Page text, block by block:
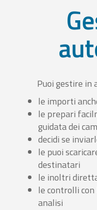
Puoi gestire in
le importi
le prepari
guidata dei
decidi se
le puoi
destinatari
le inoltri
le controlli con
analisi